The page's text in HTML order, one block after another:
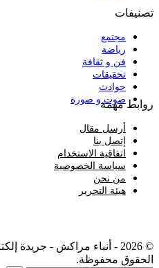
تصنيفات
مجتمع
رياضة
فن و ثقافة
تحقيقات
حوادث
صوت و صورةروابط مهمة
أرسل مقال
إتصل بنا
اتفاقية الاستخدام
سياسة الخصوصية
من نحن
هيئة التحرير
© 2026 - أنباء مراكش - جريدة
الحقوق محفوظة.